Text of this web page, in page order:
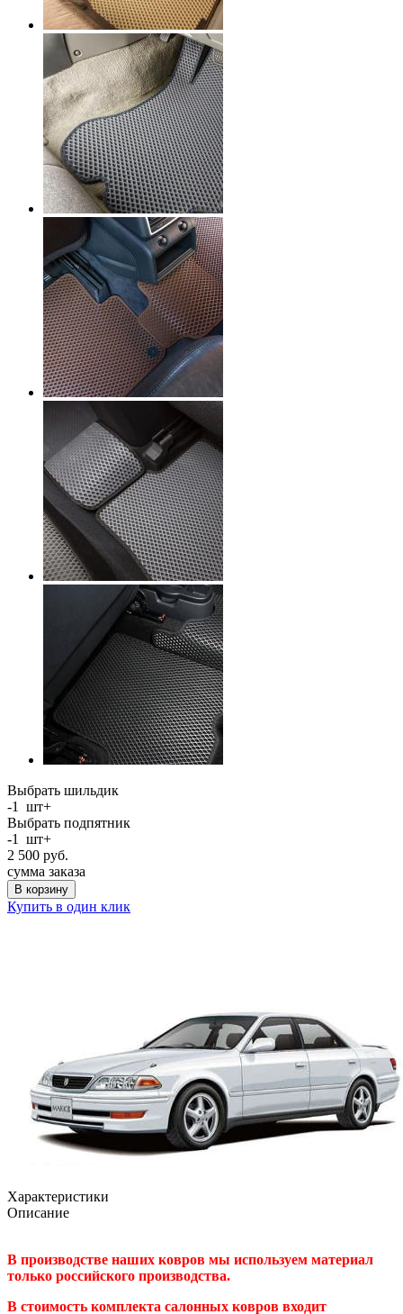
Выбрать шильдик
-1 шт+
Выбрать подпятник
-1 шт+
2 500 руб.
сумма заказа
В корзину
Купить в один клик
Характеристики
Описание
В производстве наших ковров мы используем материал
только российского производства.
В стоимость комплекта салонных ковров входит